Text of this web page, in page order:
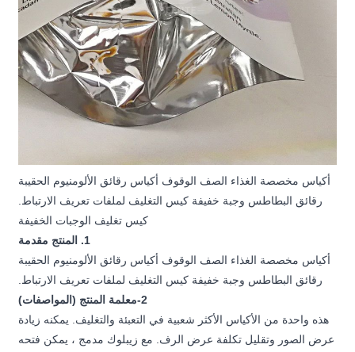
أكياس مخصصة الغذاء الصف الوقوف أكياس رقائق الألومنيوم الحقيبة
رقائق البطاطس وجبة خفيفة كيس التغليف لملفات تعريف الارتباط.
كيس تغليف الوجبات الخفيفة
1. المنتج مقدمة
أكياس مخصصة الغذاء الصف الوقوف أكياس رقائق الألومنيوم الحقيبة
رقائق البطاطس وجبة خفيفة كيس التغليف لملفات تعريف الارتباط.
2-معلمة المنتج (المواصفات)
هذه واحدة من الأكياس الأكثر شعبية في التعبئة والتغليف. يمكنه زيادة
عرض الصور وتقليل تكلفة عرض الرف. مع زيبلوك مدمج ، يمكن فتحه